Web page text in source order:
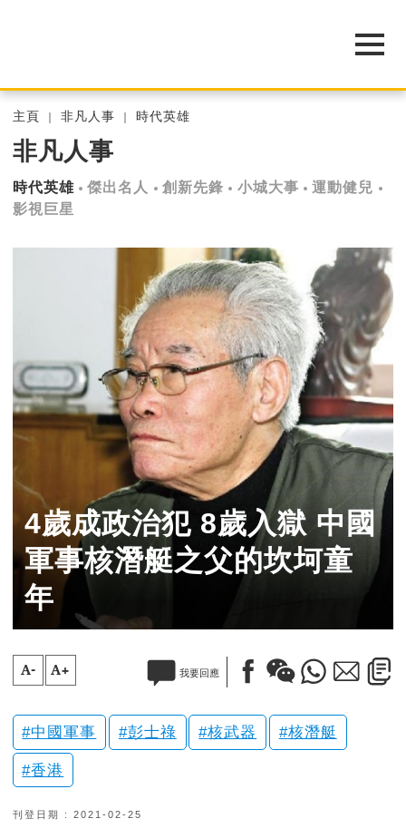
主頁 非凡人事 時代英雄
非凡人事
時代英雄 傑出名人 創新先鋒 小城大事
運動健兒
影視巨星
4歲成政治犯 8歲入獄 中國
軍事核潛艇之父的坎坷童
年
A- A+ 我要回應
中國軍事 彭士祿 核武器 核潛艇
香港
刊登日期 : 2021-02-25